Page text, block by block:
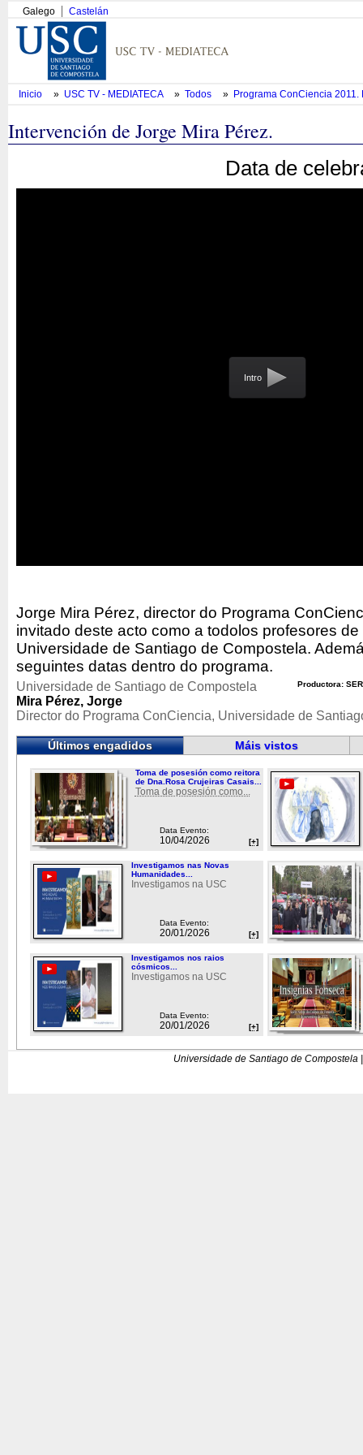
Galego Castelán
Inicio » USC TV - MEDIATECA » Todos » Programa ConCiencia
Intervención de Jorge Mira Pérez.
Data de
Intro
Jorge Mira Pérez, director do Programa
invitado deste acto como a todolos profesores
Universidade de Santiago de Compostela.
seguintes datas dentro do programa.
Productora:
Universidade de Santiago de Compostela
Mira Pérez, Jorge
Director do Programa ConCiencia, Universidade de
Últimos engadidos Máis vistos
Toma de posesión como reitora
de Dna.Rosa Crujeiras Casais...
Toma de posesión como...
Data Evento:
10/04/2026 [+]
Investigamos nas Novas
Humanidades...
Investigamos na USC
Data Evento:
20/01/2026 [+]
Investigamos nos raios
cósmicos...
Investigamos na USC
Data Evento:
20/01/2026 [+]
Universidade de Santiago de